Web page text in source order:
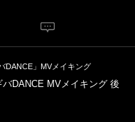
DANCE」MVメイキング
バDANCE MVメイキング 後